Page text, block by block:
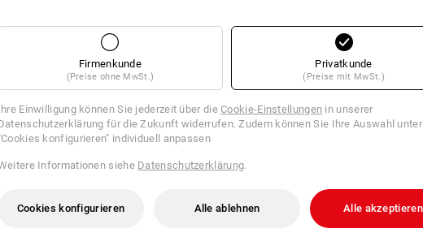
Firmenkunde
(Preise ohne MwSt.)
Privatkunde
(Preise mit MwSt.)
Einwilligung können Sie jederzeit über dieCookie-Einstellungen in unserer
für die Zukunft widerrufen. Zudem können Sie Ihre Auswahl unter
konfigurieren" individuell anpassen
Informationen siehe Datenschutzerklärung.
Cookies konfigurieren Alle ablehnen Alle akzeptieren